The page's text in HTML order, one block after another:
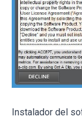
Instalador del